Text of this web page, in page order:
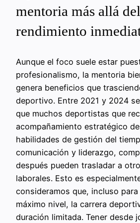
mentoria más allá del
rendimiento
Aunque el foco suele estar
profesionalismo, la mentoria
genera beneficios que
deportivo. Entre 2021 y 2024
que muchos deportistas que
acompañamiento estratégico
habilidades de gestión del
comunicación y liderazgo,
después pueden trasladar a
laborales. Esto es
consideramos que, incluso
máximo nivel, la carrera
duración limitada. Tener desde